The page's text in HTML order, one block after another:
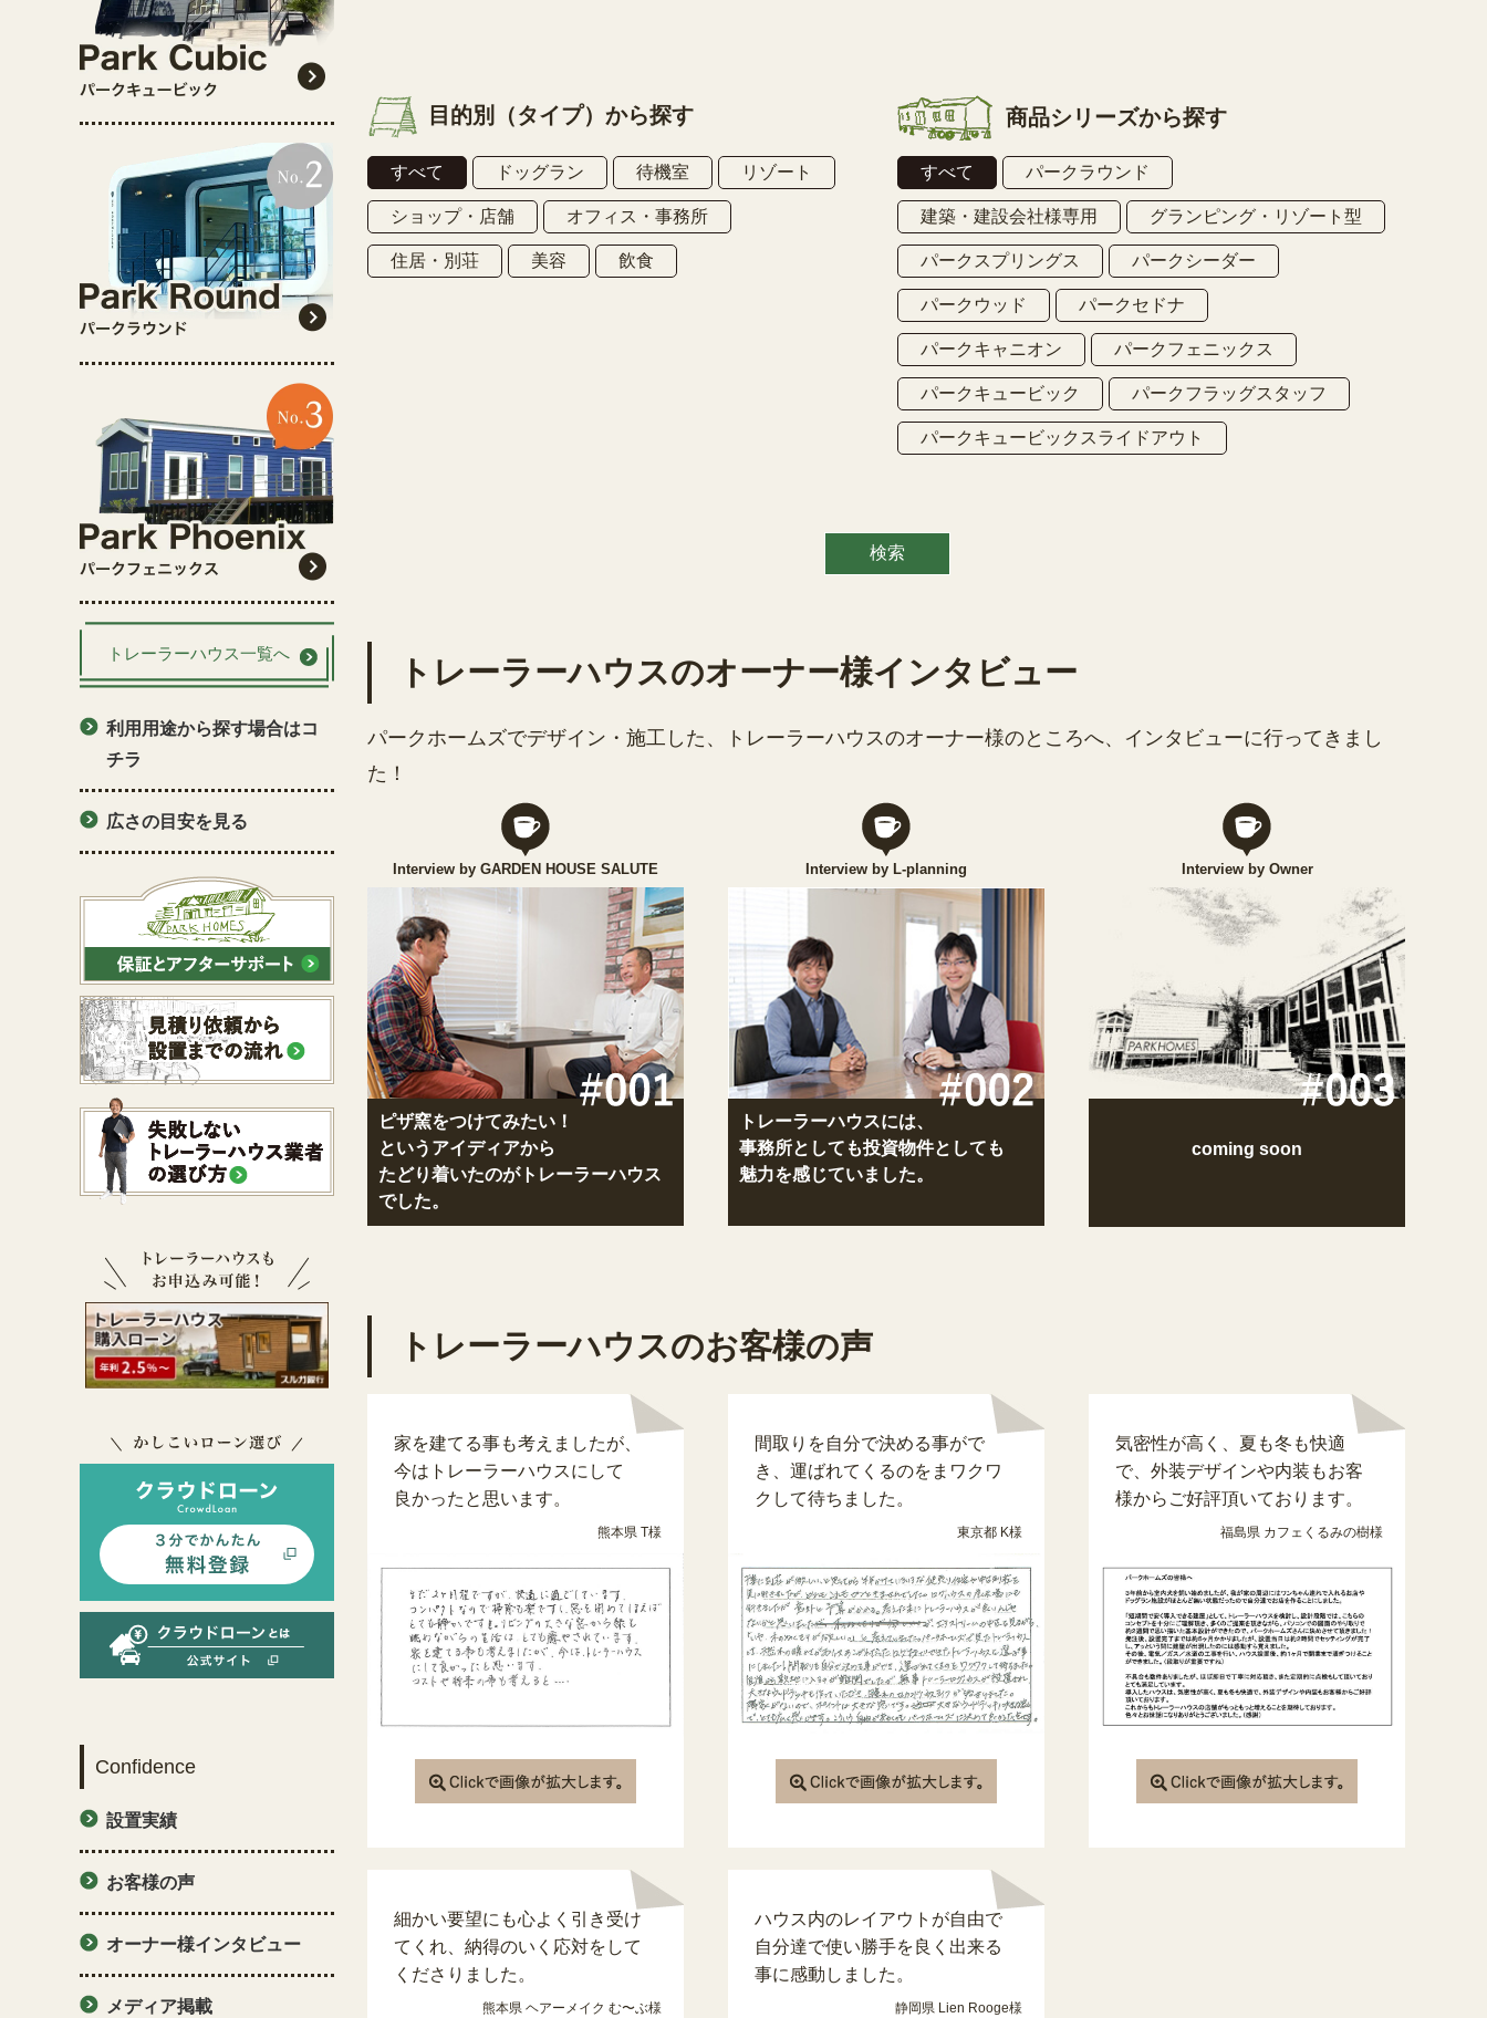
目的別（タイプ）から探す
すべて ドッグラン 待機室 リゾート
ショップ・店舗 オフィス・事務所
住居・別荘 美容 飲食
商品シリーズから探す
すべて パークラウンド
建築・建設会社様専用 グランピング・リゾート型
パークスプリングス パークシーダー
パークウッド パークセドナ
パークキャニオン パークフェニックス
パークキュービック パークフラッグスタッフ
パークキュービックスライドアウト
トレーラーハウスのオーナー様インタビュー
パークホームズでデザイン・施工した、トレーラーハウスのオーナー様のところへ、インタビューに行ってきまし
た！
Interview by GARDEN HOUSE SALUTE
ピザ窯をつけてみたい！
というアイディアから
たどり着いたのがトレーラーハウス
でした。
Interview by L-planning
トレーラーハウスには、
事務所としても投資物件としても
魅力を感じていました。
Interview by Owner
coming soon
トレーラーハウスのお客様の声
家を建てる事も考えましたが、
今はトレーラーハウスにして
良かったと思います。
熊本県 T様
間取りを自分で決める事がで
き、運ばれてくるのをまワクワ
クして待ちました。
東京都 K様
気密性が高く、夏も冬も快適
で、外装デザインや内装もお客
様からご好評頂いております。
福島県 カフェくるみの樹様
細かい要望にも心よく引き受け
てくれ、納得のいく応対をして
くださりました。
熊本県 ヘアーメイク む〜ぶ様
ハウス内のレイアウトが自由で
自分達で使い勝手を良く出来る
事に感動しました。
静岡県 Lien Rooge様
トレーラーハウス一覧へ
利用用途から探す場合はコ
チラ
広さの目安を見る
Confidence
設置実績
お客様の声
オーナー様インタビュー
メディア掲載